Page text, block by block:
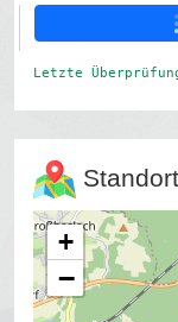
Letzte
Standort
+
−